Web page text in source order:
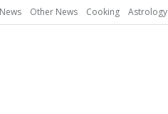
Other News Cooking Astrology